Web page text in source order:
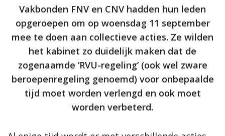
Vakbonden FNV en CNV hadden hun leden
opgeroepen om op woensdag 11 september
mee te doen aan collectieve acties. Ze wilden
het kabinet zo duidelijk maken dat de
zogenaamde ‘RVU-regeling’ (ook wel zware
beroepenregeling genoemd) voor onbepaalde
tijd moet worden verlengd en ook moet
worden verbeterd.